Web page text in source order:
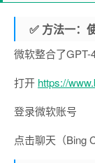
✅ 方法一：
微软整合了GPT-
打开 https://
登录微软账号
点击聊天（Bing